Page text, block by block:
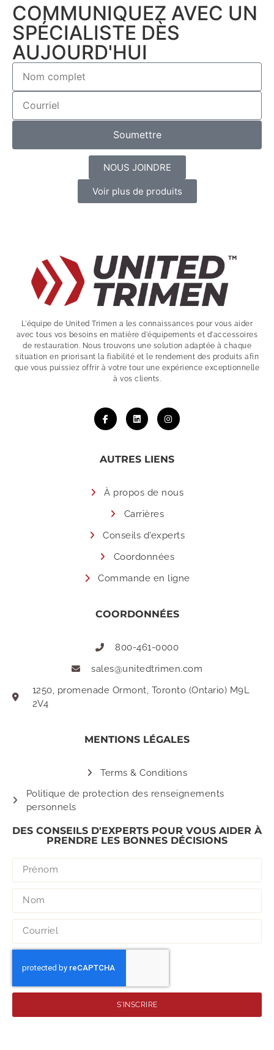
COMMUNIQUEZ AVEC UN
SPÉCIALISTE DÈS
AUJOURD'HUI
Soumettre
NOUS JOINDRE
Voir plus de produits
L'équipe de United Trimen a les connaissances pour vous aider
avec tous vos besoins en matière d'équipements et d'accessoires
de restauration. Nous trouvons une solution adaptée à chaque
situation en priorisant la fiabilité et le rendement des produits afin
que vous puissiez offrir à votre tour une expérience exceptionnelle
à vos clients.
AUTRES LIENS
À propos de nous
Carrières
Conseils d'experts
Coordonnées
Commande en ligne
COORDONNÉES
800-461-0000
sales@unitedtrimen.com
1250, promenade Ormont, Toronto (Ontario) M9L
2V4
MENTIONS LÉGALES
Terms & Conditions
Politique de protection des renseignements
personnels
DES CONSEILS D'EXPERTS POUR VOUS AIDER À
PRENDRE LES BONNES DÉCISIONS
S'INSCRIRE